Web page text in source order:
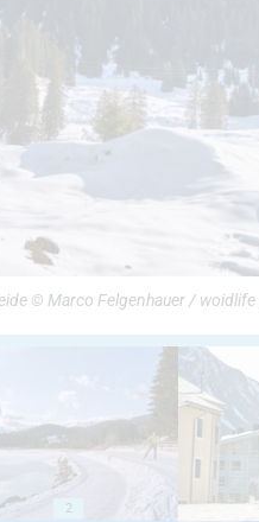
© Marco Felgenhauer /
2